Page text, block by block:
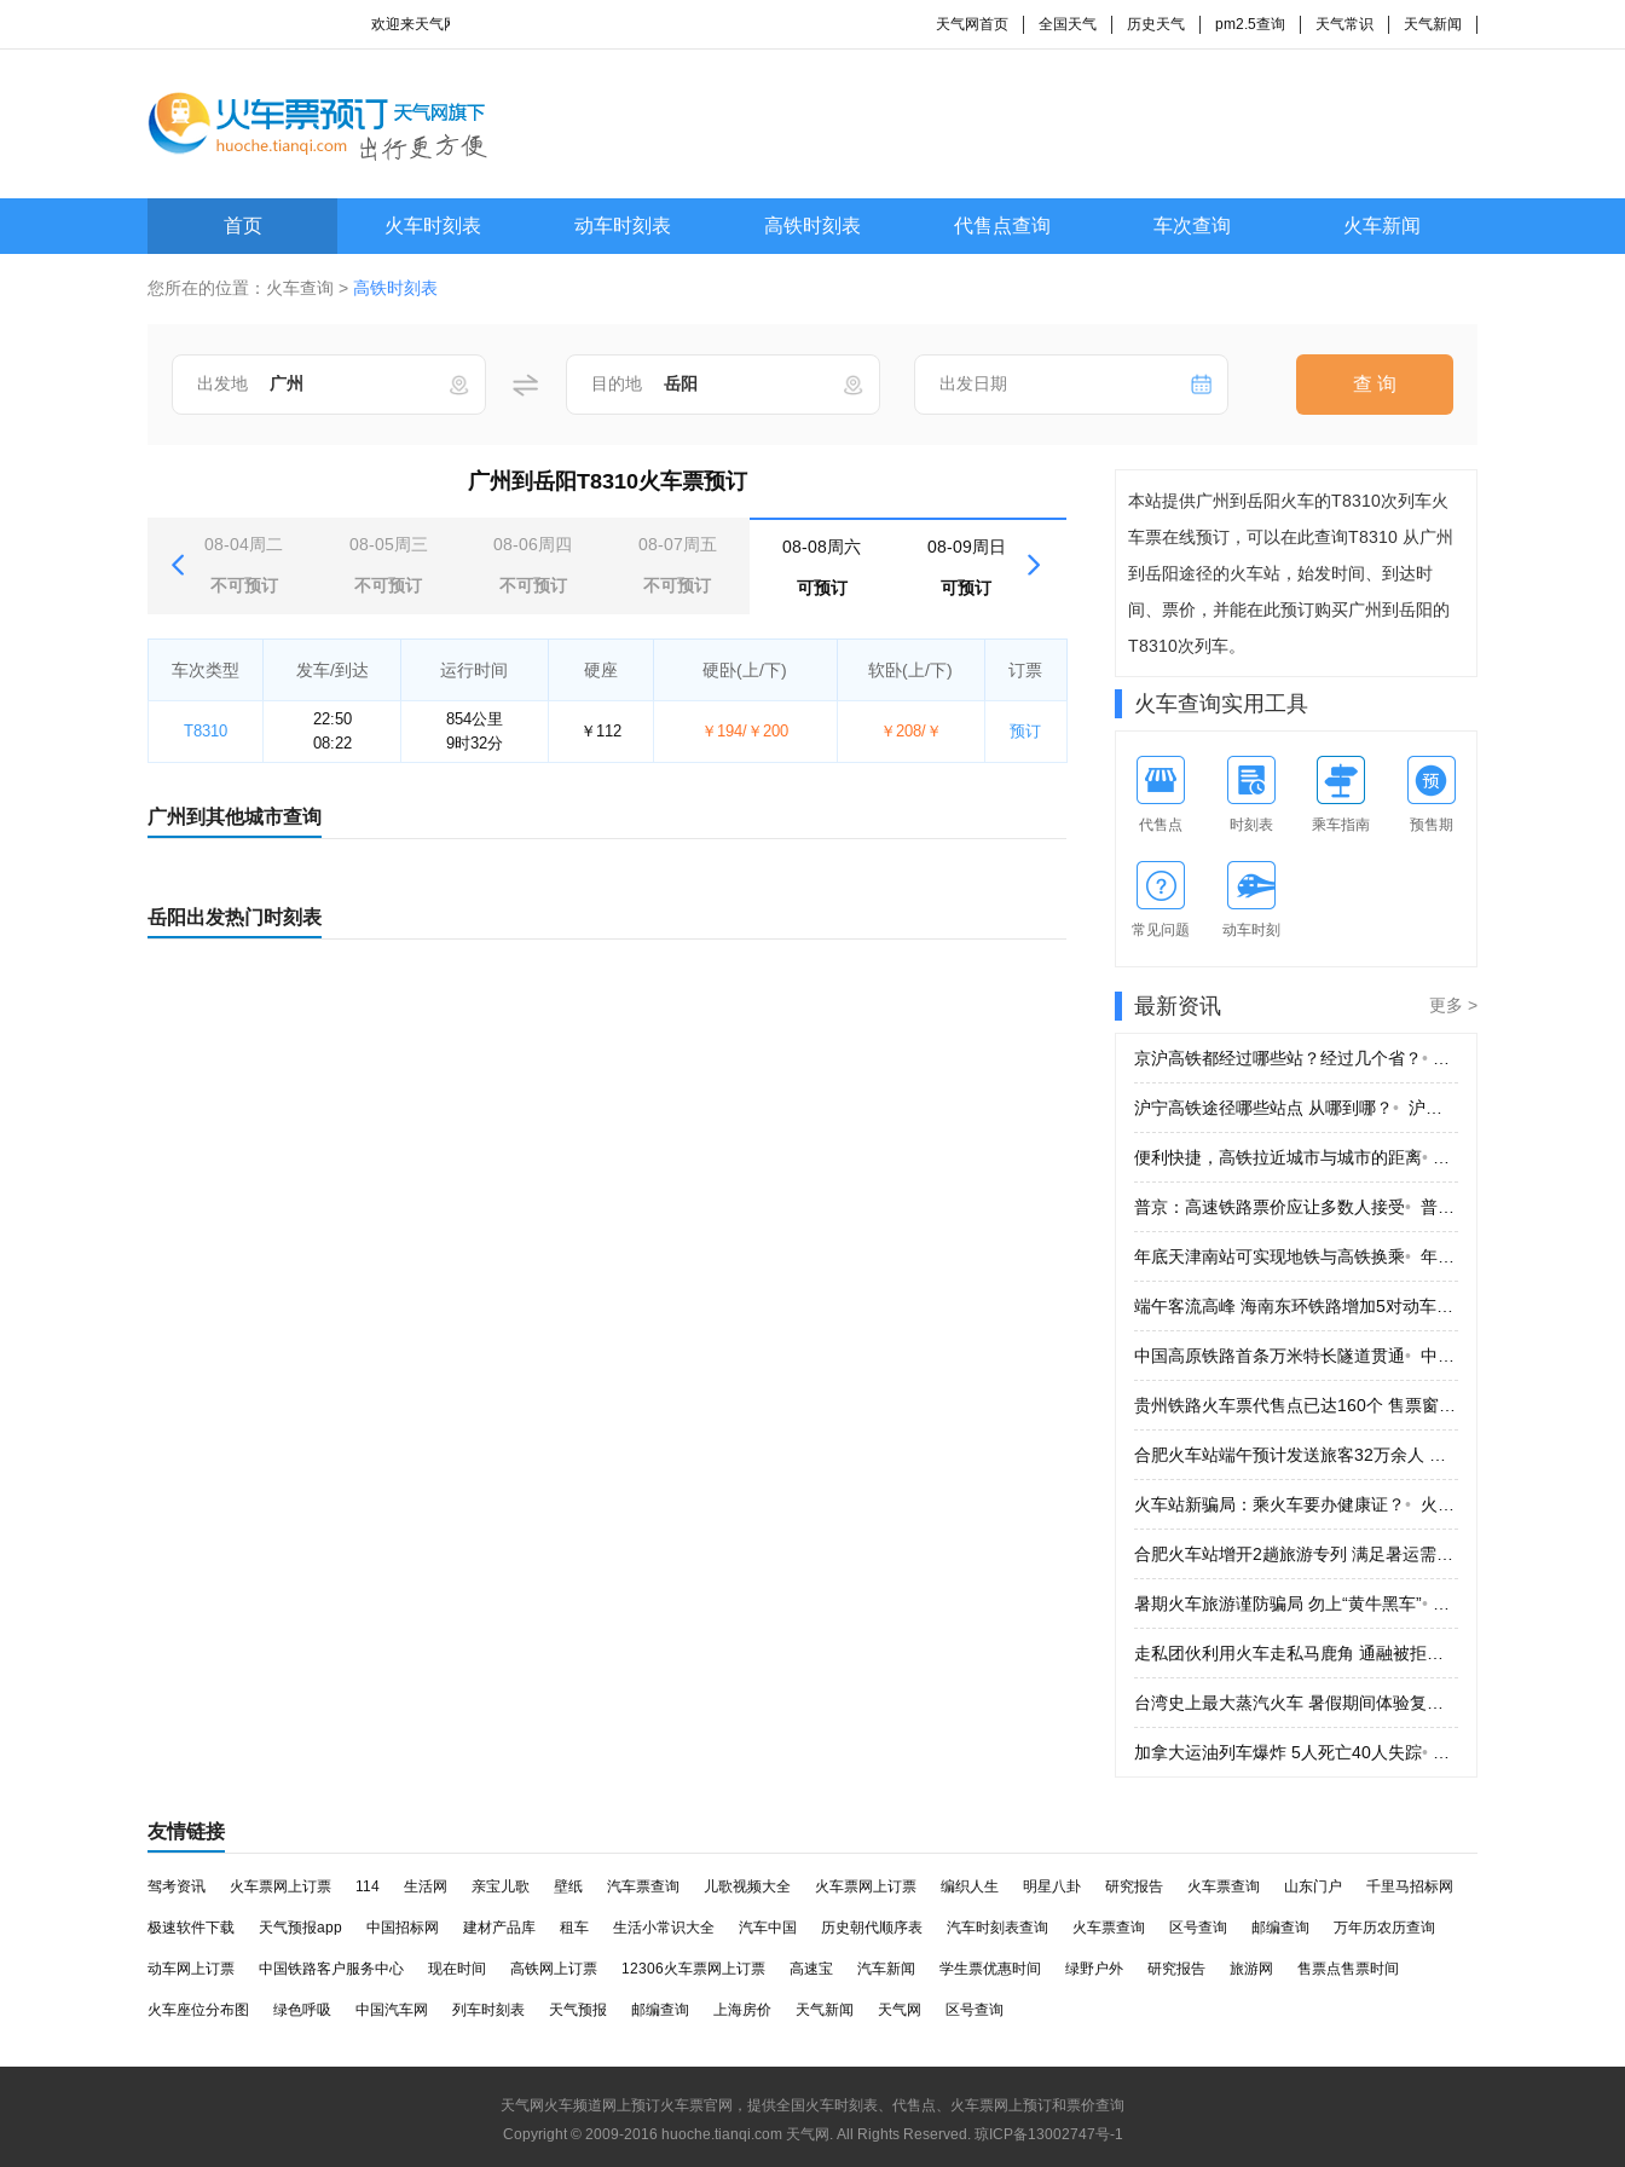
欢迎来天气网火车查询频道! 天气网首页 全国天气 历史天气 pm2.5查询 天气常识 天气新闻
首页 火车时刻表 动车时刻表 高铁时刻表 代售点查询 车次查询 火车新闻
您所在的位置： 火车查询 > 高铁时刻表
出发地 目的地 出发日期 查 询
广州到岳阳T8310火车票预订
08-04周二
不可预订
08-05周三
不可预订
08-06周四
不可预订
08-07周五
不可预订
08-08周六
可预订
08-09周日
可预订
08-10周一
可预订
车次类型 发车/到达 运行时间 硬座 硬卧(上/下) 软卧(上/下) 订票
T8310
22:50
08:22
854公里
9时32分
￥112 ￥194/￥200 ￥208/￥ 预订
广州到其他城市查询
岳阳出发热门时刻表
本站提供广州到岳阳火车的T8310次列车火
车票在线预订，可以在此查询T8310 从广州
到岳阳途径的火车站，始发时间、到达时
间、票价，并能在此预订购买广州到岳阳的
T8310次列车。
火车查询实用工具
代售点 时刻表 乘车指南 预售期
常见问题 动车时刻
最新资讯 更多 >
京沪高铁都经过哪些站？经过几个省？•
沪宁高铁途径哪些站点 从哪到哪？• 沪宁高铁途径哪些站点 从哪到哪？
便利快捷，高铁拉近城市与城市的距离•
普京：高速铁路票价应让多数人接受• 普京：高速铁路票价应让多数人接受
年底天津南站可实现地铁与高铁换乘• 年底天津南站可实现地铁与高铁换乘
中国高原铁路首条万米特长隧道贯通• 中国高原铁路首条万米特长隧道贯通
火车站新骗局：乘火车要办健康证？• 火车站新骗局：乘火车要办健康证？
暑期火车旅游谨防骗局 勿上“黄牛黑车”•
加拿大运油列车爆炸 5人死亡40人失踪•
友情链接
驾考资讯 火车票网上订票 114 生活网 亲宝儿歌 壁纸 汽车票查询 儿歌视频大全 火车票网上订票 编织人生 明星八卦 研究报告 火车票查询 山东门户 千里马招标网
极速软件下载 天气预报app 中国招标网 建材产品库 租车 生活小常识大全 汽车中国 历史朝代顺序表 汽车时刻表查询 火车票查询 区号查询 邮编查询 万年历农历查询
动车网上订票 中国铁路客户服务中心 现在时间 高铁网上订票 12306火车票网上订票 高速宝 汽车新闻 学生票优惠时间 绿野户外 研究报告 旅游网 售票点售票时间
火车座位分布图 绿色呼吸 中国汽车网 列车时刻表 天气预报 邮编查询 上海房价 天气新闻 天气网 区号查询
天气网火车频道网上预订火车票官网，提供全国火车时刻表、代售点、火车票网上预订和票价查询
Copyright © 2009-2016 huoche.tianqi.com 天气网 . All Rights Reserved. 琼ICP备13002747号-1